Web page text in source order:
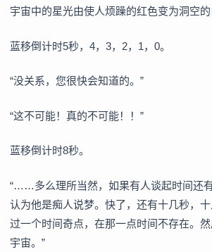
宇宙中的星光由使人烦躁的红色变为洞空
蓝移倒计时5秒，4，3，2，1，0。
“没关系，您很快会知道的。”
“这不可能！真的不可能！！”
蓝移倒计时8秒。
“……多么理所当然，如果有人谈起时间还
认为他是痴人说梦。快了，还有十几秒，
过一个时间奇点，在那一点时间不存在。
宇宙。”